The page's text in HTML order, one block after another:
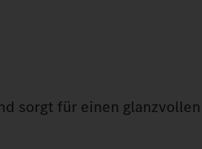
sorgt für einen